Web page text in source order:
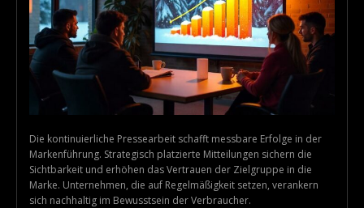
Die kontinuierliche Pressearbeit schafft messbare Erfolge in der
Markenführung. Strategisch platzierte Mitteilungen sichern die
Sichtbarkeit und erhöhen das Vertrauen der Zielgruppe in die
Marke. Unternehmen, die auf Regelmäßigkeit setzen, verankern
sich nachhaltig im Bewusstsein der Verbraucher.